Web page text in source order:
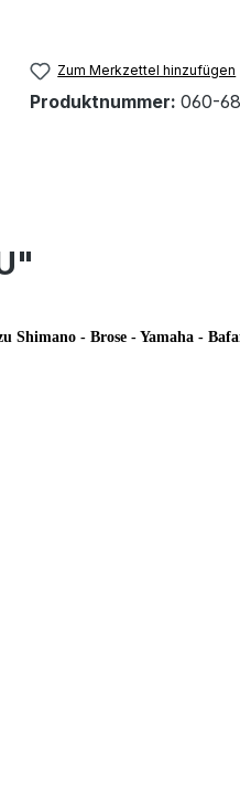
Zum Merkzettel hinzufügen
Produktnummer: 060-
- Brose - Yamaha -